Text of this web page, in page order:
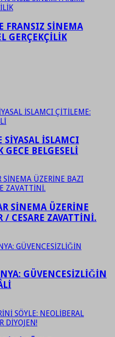
FRANSIZ SİNEMA
GERÇEKÇİLİK
SİYASAL İSLAMCI
BELGESELİ
SİNEMA ÜZERİNE
/ CESARE ZAVATTİNİ.
GÜVENCESİZLİĞİN